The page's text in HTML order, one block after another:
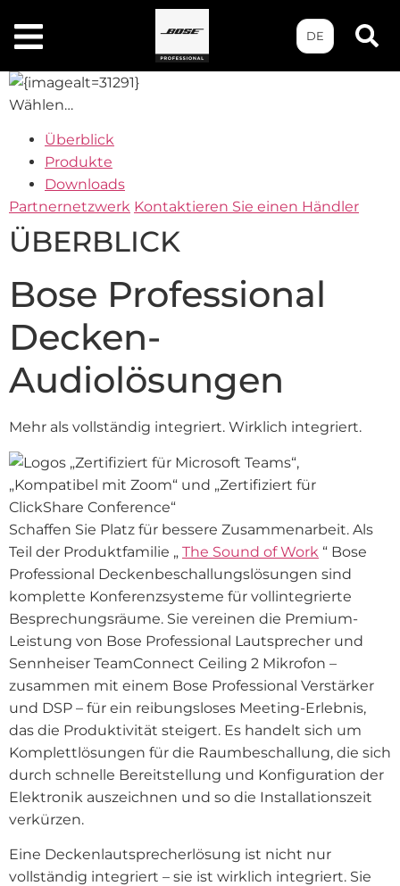
DE
Wählen…
Überblick
Produkte
Downloads
Partnernetzwerk Kontaktieren Sie einen Händler
ÜBERBLICK
Bose Professional
Decken-
Audiolösungen
Mehr als vollständig integriert. Wirklich integriert.
Schaffen Sie Platz für bessere Zusammenarbeit. Als
Teil der Produktfamilie „ The Sound of Work “ Bose
Professional Deckenbeschallungslösungen sind
komplette Konferenzsysteme für vollintegrierte
Besprechungsräume. Sie vereinen die Premium-
Leistung von Bose Professional Lautsprecher und
Sennheiser TeamConnect Ceiling 2 Mikrofon –
zusammen mit einem Bose Professional Verstärker
und DSP – für ein reibungsloses Meeting-Erlebnis,
das die Produktivität steigert. Es handelt sich um
Komplettlösungen für die Raumbeschallung, die sich
durch schnelle Bereitstellung und Konfiguration der
Elektronik auszeichnen und so die Installationszeit
verkürzen.
Eine Deckenlautsprecherlösung ist nicht nur
vollständig integriert – sie ist wirklich integriert. Sie